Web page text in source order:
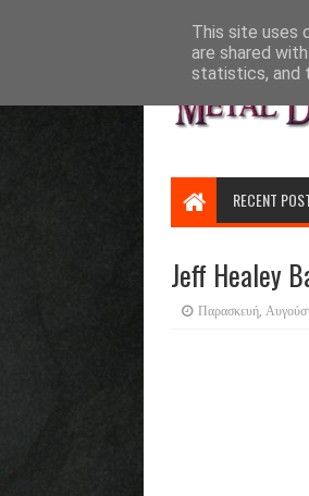
RECENT
Jeff Healey
Παρασκευή,
This site uses
are shared
statistics, and